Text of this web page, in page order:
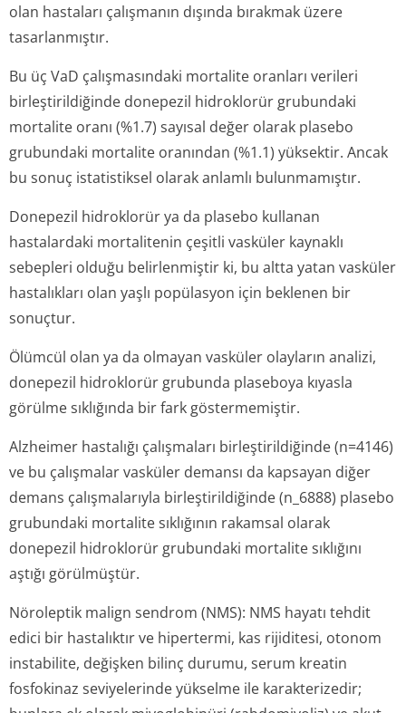
olan hastaları çalışmanın dışında bırakmak üzere
tasarlanmıştır.
Bu üç VaD çalışmasındaki mortalite oranları verileri
birleştirildiğinde donepezil hidroklorür grubundaki
mortalite oranı (%1.7) sayısal değer olarak plasebo
grubundaki mortalite oranından (%1.1) yüksektir. Ancak
bu sonuç istatistiksel olarak anlamlı bulunmamıştır.
Donepezil hidroklorür ya da plasebo kullanan
hastalardaki mortalitenin çeşitli vasküler kaynaklı
sebepleri olduğu belirlenmiştir ki, bu altta yatan vasküler
hastalıkları olan yaşlı popülasyon için beklenen bir
sonuçtur.
Ölümcül olan ya da olmayan vasküler olayların analizi,
donepezil hidroklorür grubunda plaseboya kıyasla
görülme sıklığında bir fark göstermemiştir.
Alzheimer hastalığı çalışmaları birleştirildiğinde (n=4146)
ve bu çalışmalar vasküler demansı da kapsayan diğer
demans çalışmalarıyla birleştirildiğinde (n_6888) plasebo
grubundaki mortalite sıklığının rakamsal olarak
donepezil hidroklorür grubundaki mortalite sıklığını
aştığı görülmüştür.
Nöroleptik malign sendrom (NMS): NMS hayatı tehdit
edici bir hastalıktır ve hipertermi, kas rijiditesi, otonom
instabilite, değişken bilinç durumu, serum kreatin
fosfokinaz seviyelerinde yükselme ile karakterizedir;